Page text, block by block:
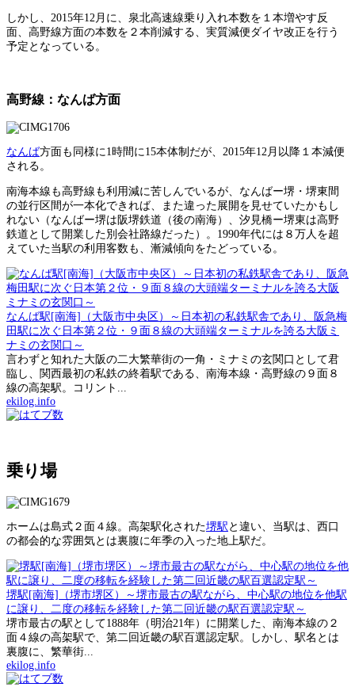
しかし、2015年12月に、泉北高速線乗り入れ本数を１本増やす反
面、高野線方面の本数を２本削減する、実質減便ダイヤ改正を行う
予定となっている。
高野線：なんば方面
なんば方面も同様に1時間に15本体制だが、2015年12月以降１本減便
される。
南海本線も高野線も利用減に苦しんでいるが、なんばー堺・堺東間
の並行区間が一本化できれば、また違った展開を見せていたかもし
れない（なんばー堺は阪堺鉄道（後の南海）、汐見橋ー堺東は高野
鉄道として開業した別会社路線だった）。1990年代には８万人を超
えていた当駅の利用客数も、漸減傾向をたどっている。
なんば駅[南海]（大阪市中央区）～日本初の私鉄駅舎であり、阪急梅
田駅に次ぐ日本第２位・９面８線の大頭端ターミナルを誇る大阪ミ
ナミの玄関口～
言わずと知れた大阪の二大繁華街の一角・ミナミの玄関口として君
臨し、関西最初の私鉄の終着駅である、南海本線・高野線の９面８
線の高架駅。コリント...
ekilog.info
乗り場
ホームは島式２面４線。高架駅化された堺駅 と違い、当駅は、西口
の都会的な雰囲気とは裏腹に年季の入った地上駅だ。
堺駅[南海]（堺市堺区）～堺市最古の駅ながら、中心駅の地位を他駅
に譲り、二度の移転を経験した第二回近畿の駅百選認定駅～
堺市最古の駅として1888年（明治21年）に開業した、南海本線の２
面４線の高架駅で、第二回近畿の駅百選認定駅。しかし、駅名とは
裏腹に、繁華街...
ekilog.info